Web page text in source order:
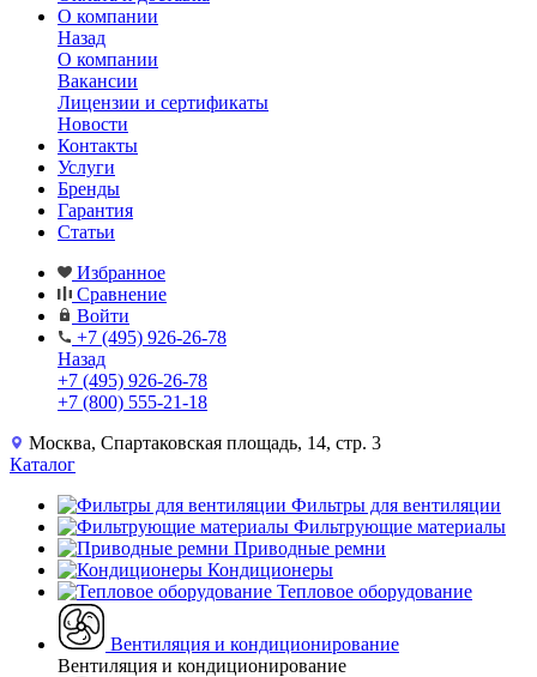
О компании
Назад
О компании
Вакансии
Лицензии и сертификаты
Новости
Контакты
Услуги
Бренды
Гарантия
Статьи
Избранное
Сравнение
Войти
+7 (495) 926-26-78
Назад
+7 (495) 926-26-78
+7 (800) 555-21-18
Москва, Спартаковская площадь, 14, стр. 3
Каталог
Фильтры для вентиляции
Фильтрующие материалы
Приводные ремни
Кондиционеры
Тепловое оборудование
Вентиляция и кондиционирование
Вентиляция и кондиционирование